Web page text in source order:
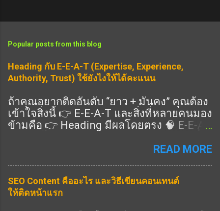
Popular posts from this blog
Heading กับ E-E-A-T (Expertise, Experience,
Authority, Trust) ใช้ยังไงให้ได้คะแนน
ถ้าคุณอยากติดอันดับ “ยาว + มั่นคง” คุณต้อง
เข้าใจสิ่งนี้ 👉 E-E-A-T และสิ่งที่หลายคนมอง
ข้ามคือ 👉 Heading มีผลโดยตรง 🧠 E-E-A-
ว่าเนื้อหาคุณ: Expertise (ความเชี่ยวชาญ)
ครบ = อันดับดีขึ้น 🎯 Heading ช่วย E-E-A-T
ยังไง ✔️ 1. แสดง Expertise 👉 ใช้ Heading
READ MORE
SEO Content คืออะไร และวิธีเขียนคอนเทนต์
ให้ติดหน้าแรก